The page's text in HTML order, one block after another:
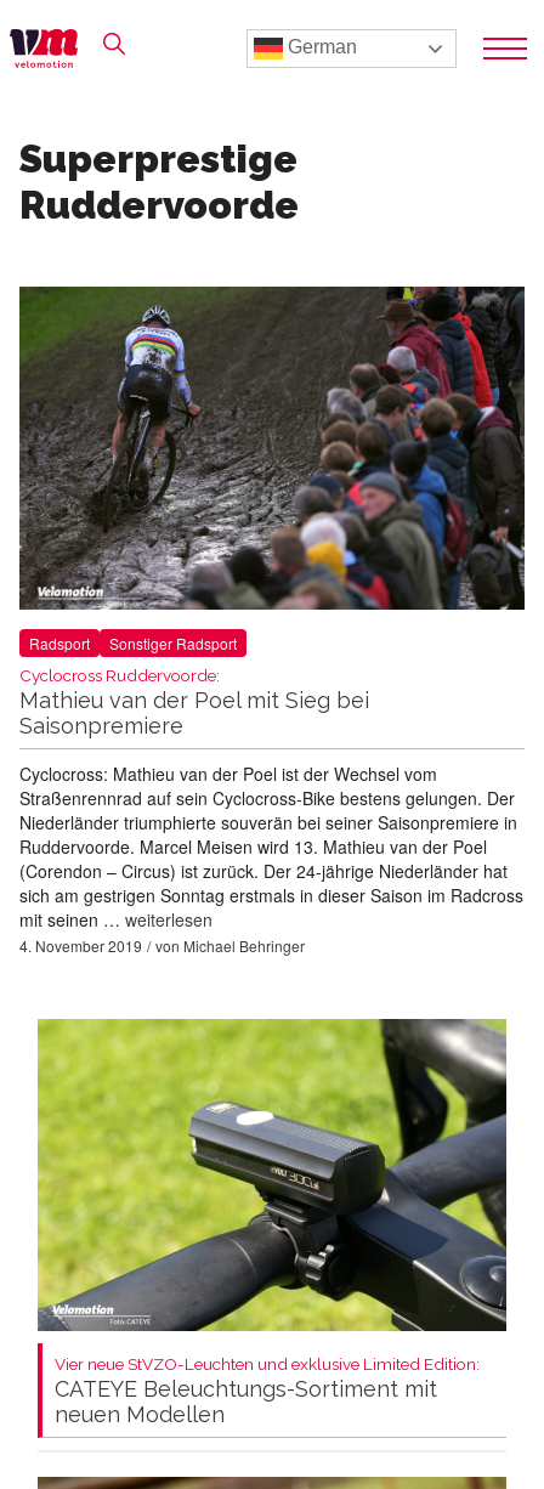
German
Superprestige
Ruddervoorde
Radsport Sonstiger Radsport
Cyclocross Ruddervoorde:
Mathieu van der Poel mit Sieg bei
Saisonpremiere
Cyclocross: Mathieu van der Poel ist der Wechsel vom
Straßenrennrad auf sein Cyclocross-Bike bestens gelungen. Der
Niederländer triumphierte souverän bei seiner Saisonpremiere in
Ruddervoorde. Marcel Meisen wird 13. Mathieu van der Poel
(Corendon – Circus) ist zurück. Der 24-jährige Niederländer hat
sich am gestrigen Sonntag erstmals in dieser Saison im Radcross
mit seinen … weiterlesen
4. November 2019 von Michael Behringer
Vier neue StVZO-Leuchten und exklusive Limited Edition:
CATEYE Beleuchtungs-Sortiment mit
neuen Modellen